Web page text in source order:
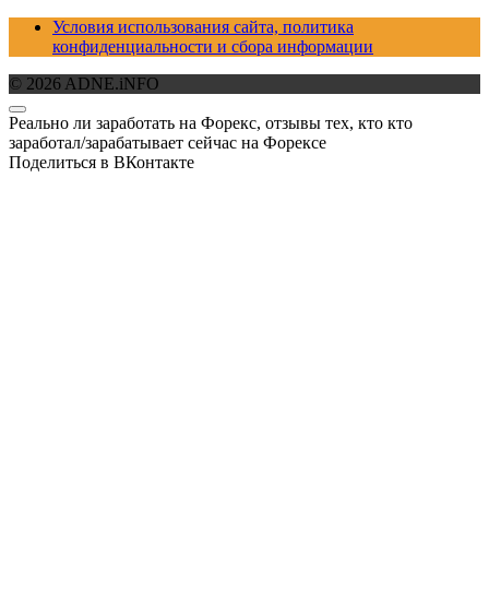
Условия использования сайта, политика
конфиденциальности и сбора информации
© 2026 ADNE.iNFO
Реально ли заработать на Форекс, отзывы тех, кто кто
заработал/зарабатывает сейчас на Форексе
Поделиться в ВКонтакте